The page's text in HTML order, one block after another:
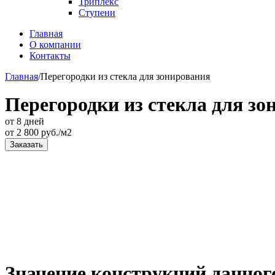
Ступени
Главная
О компании
Контакты
Главная/Перегородки из стекла для зонирования
Перегородки из стекла для
от 8 дней
от 2 800 руб./м2
Заказать